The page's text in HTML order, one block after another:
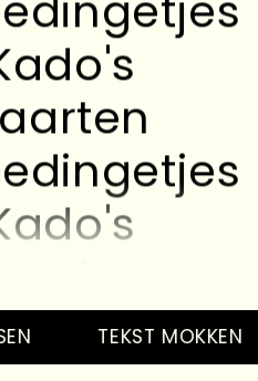
TEKST MOKKEN